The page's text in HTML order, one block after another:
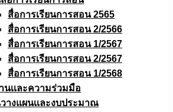
สื่อการเรียนการสอน 2565
สื่อการเรียนการสอน 2/2566
สื่อการเรียนการสอน 1/2567
สื่อการเรียนการสอน 2/2567
สื่อการเรียนการสอน 1/2568
นเเละความร่วมมือ
างแผนเเละงบประมาณ